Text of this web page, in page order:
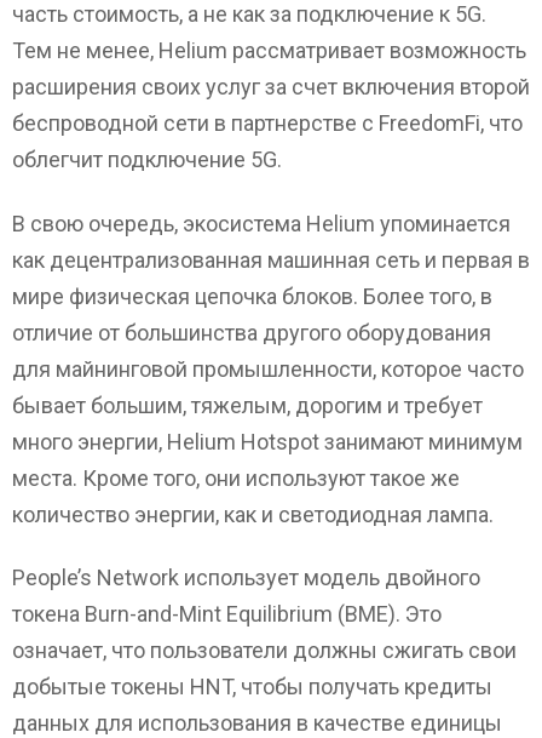
часть стоимость, а не как за подключение к 5G.
Тем не менее, Helium рассматривает возможность
расширения своих услуг за счет включения второй
беспроводной сети в партнерстве с FreedomFi, что
облегчит подключение 5G.
В свою очередь, экосистема Helium упоминается
как децентрализованная машинная сеть и первая в
мире физическая цепочка блоков. Более того, в
отличие от большинства другого оборудования
для майнинговой промышленности, которое часто
бывает большим, тяжелым, дорогим и требует
много энергии, Helium Hotspot занимают минимум
места. Кроме того, они используют такое же
количество энергии, как и светодиодная лампа.
People’s Network использует модель двойного
токена Burn-and-Mint Equilibrium (BME). Это
означает, что пользователи должны сжигать свои
добытые токены HNT, чтобы получать кредиты
данных для использования в качестве единицы